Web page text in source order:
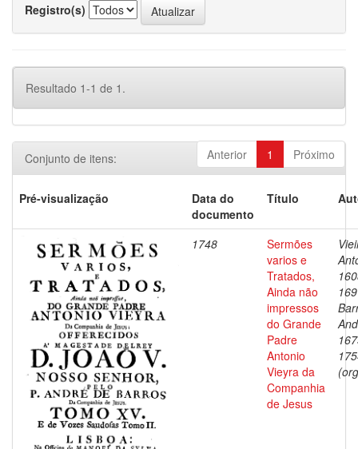
Registro(s)
Resultado 1-1 de 1.
Anterior 1 Próximo
Conjunto de itens:
Pré-visualização
Data do
documento
Título
1748
Sermões
varios e
Tratados,
Ainda não
impressos
do Grande
Padre
Antonio
Vieyra da
Companhia
de Jesus